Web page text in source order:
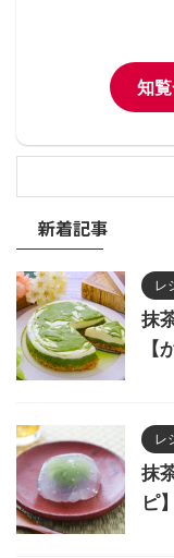
知
新着記事
レ
抹
【
レ
抹
ピ】